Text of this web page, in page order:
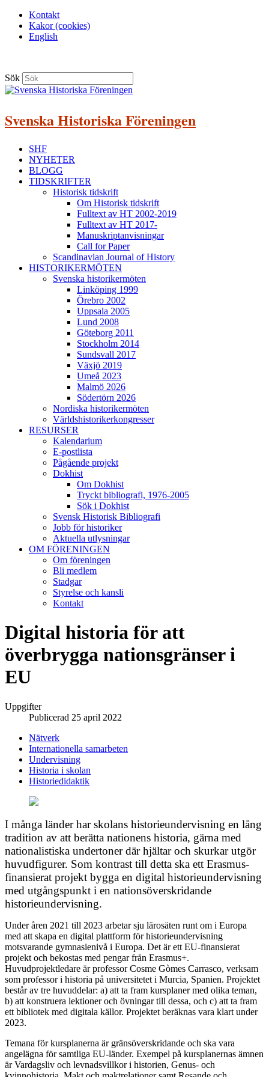
Kontakt
Kakor (cookies)
English
Sök
Svenska Historiska Föreningen
SHF
NYHETER
BLOGG
TIDSKRIFTER
Historisk tidskrift
Om Historisk tidskrift
Fulltext av HT 2002-2019
Fulltext av HT 2017-
Manuskriptanvisningar
Call for Paper
Scandinavian Journal of History
HISTORIKERMÖTEN
Svenska historikermöten
Linköping 1999
Örebro 2002
Uppsala 2005
Lund 2008
Göteborg 2011
Stockholm 2014
Sundsvall 2017
Växjö 2019
Umeå 2023
Malmö 2026
Södertörn 2026
Nordiska historikermöten
Världshistorikerkongresser
RESURSER
Kalendarium
E-postlista
Pågående projekt
Dokhist
Om Dokhist
Tryckt bibliografi, 1976-2005
Sök i Dokhist
Svensk Historisk Bibliografi
Jobb för historiker
Aktuella utlysningar
OM FÖRENINGEN
Om föreningen
Bli medlem
Stadgar
Styrelse och kansli
Kontakt
Digital historia för att
överbrygga nationsgränser i
EU
Uppgifter
Publicerad 25 april 2022
Nätverk
Internationella samarbeten
Undervisning
Historia i skolan
Historiedidaktik
I många länder har skolans historieundervisning en lång
tradition av att berätta nationens historia, gärna med
nationalistiska undertoner där hjältar och skurkar utgör
huvudfigurer. Som kontrast till detta ska ett Erasmus-
finansierat projekt bygga en digital historieundervisning
med utgångspunkt i en nationsöverskridande
historieundervisning.
Under åren 2021 till 2023 arbetar sju lärosäten runt om i Europa
med att skapa en digital plattform för historieundervisning
motsvarande gymnasienivå i Europa. Det är ett EU-finansierat
projekt och bekostas med pengar från Erasmus+.
Huvudprojektledare är professor Cosme Gòmes Carrasco, verksam
som professor i historia på universitetet i Murcia, Spanien. Projektet
består av tre huvuddelar: a) att ta fram kursplaner med olika teman,
b) att konstruera lektioner och övningar till dessa, och c) att ta fram
ett bibliotek med digitala källor. Projektet beräknas vara klart under
2023.
Temana för kursplanerna är gränsöverskridande och ska vara
angelägna för samtliga EU-länder. Exempel på kursplanernas ämnen
är Vardagsliv och levnadsvillkor i historien, Genus- och